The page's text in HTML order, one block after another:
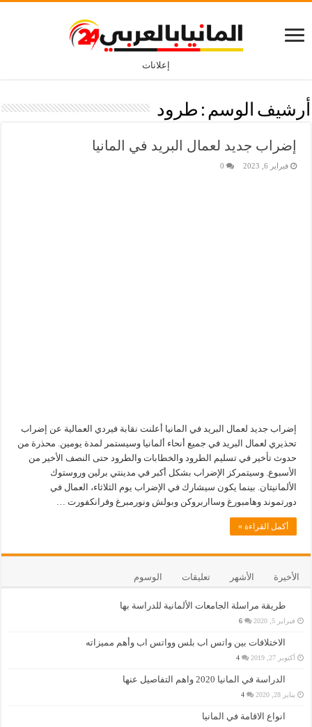
إعلانات
أرشيف الوسم : طرود
إضراب جديد لعمال البريد في المانيا
فبراير 6, 2023 0
إضراب جديد لعمال البريد في المانيا أعلنت نقابة فيردي العمالية عن إضراب
تحذيري لعمال البريد في جميع أنحاء ألمانيا وسيستمر لمدة يومين. محذرة من
حدوث تأخير في تسليم الطرود والخطابات والطرود حتى النصف الأخير من
الأسبوع. وسيتمركز الإضراب بشكل أكبر في مدينتي برلين وروستوك
الألمانيتان. بينما يكون سيشارك في الإضراب يوم الثلاثاء، العمال في
دورتموند وهامبورغ وسااربروكن وبولش ونورمبرغ وفرانكفورت …
أكمل القراءة »
الأخيرة الأشهر تعليقات الوسوم
طريقة مراسلة الجامعات الألمانية للدراسة بها
فبراير 5, 2020 6
الاختلافات بين واتس اب بلس وواتس اب وأهم مميزاته
أكتوبر 27, 2019 4
الدراسة في المانيا 2020 واهم التفاصيل عنها
يناير 28, 2020 4
انواع الاقامة في المانيا